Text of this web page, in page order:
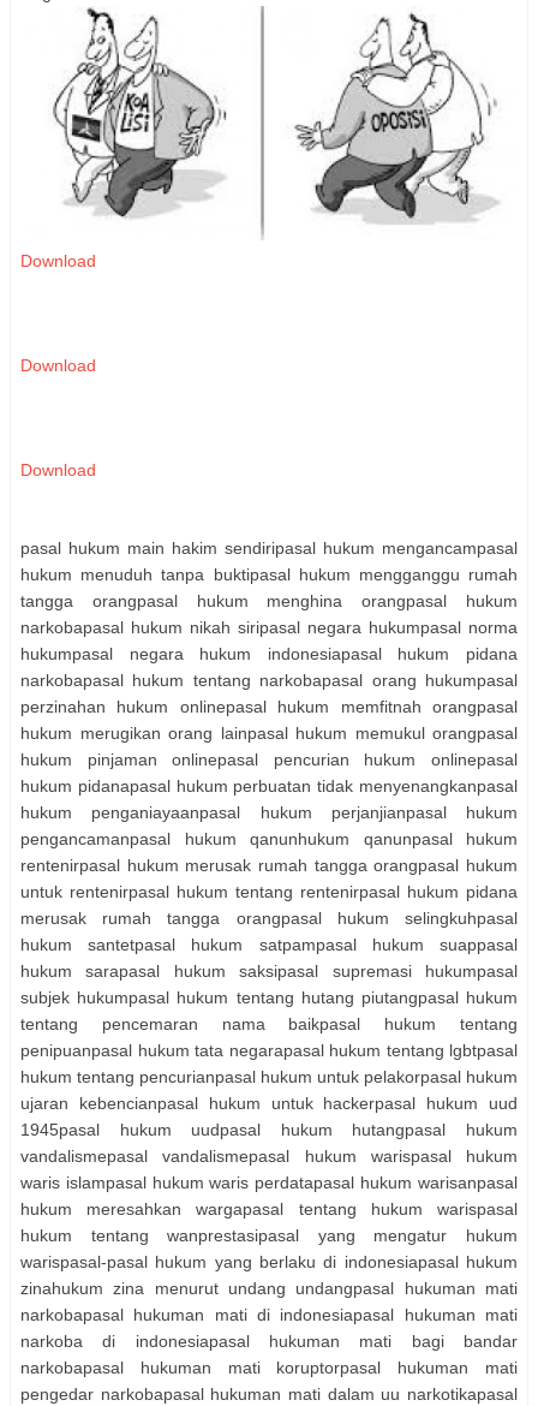
Download
Download
Download
pasal hukum main hakim sendiripasal hukum mengancampasal
hukum menuduh tanpa buktipasal hukum mengganggu rumah
tangga orangpasal hukum menghina orangpasal hukum
narkobapasal hukum nikah siripasal negara hukumpasal norma
hukumpasal negara hukum indonesiapasal hukum pidana
narkobapasal hukum tentang narkobapasal orang hukumpasal
perzinahan hukum onlinepasal hukum memfitnah orangpasal
hukum merugikan orang lainpasal hukum memukul orangpasal
hukum pinjaman onlinepasal pencurian hukum onlinepasal
hukum pidanapasal hukum perbuatan tidak menyenangkanpasal
hukum penganiayaanpasal hukum perjanjianpasal hukum
pengancamanpasal hukum qanunhukum qanunpasal hukum
rentenirpasal hukum merusak rumah tangga orangpasal hukum
untuk rentenirpasal hukum tentang rentenirpasal hukum pidana
merusak rumah tangga orangpasal hukum selingkuhpasal
hukum santetpasal hukum satpampasal hukum suappasal
hukum sarapasal hukum saksipasal supremasi hukumpasal
subjek hukumpasal hukum tentang hutang piutangpasal hukum
tentang pencemaran nama baikpasal hukum tentang
penipuanpasal hukum tata negarapasal hukum tentang lgbtpasal
hukum tentang pencurianpasal hukum untuk pelakorpasal hukum
ujaran kebencianpasal hukum untuk hackerpasal hukum uud
1945pasal hukum uudpasal hukum hutangpasal hukum
vandalismepasal vandalismepasal hukum warispasal hukum
waris islampasal hukum waris perdatapasal hukum warisanpasal
hukum meresahkan wargapasal tentang hukum warispasal
hukum tentang wanprestasipasal yang mengatur hukum
warispasal-pasal hukum yang berlaku di indonesiapasal hukum
zinahukum zina menurut undang undangpasal hukuman mati
narkobapasal hukuman mati di indonesiapasal hukuman mati
narkoba di indonesiapasal hukuman mati bagi bandar
narkobapasal hukuman mati koruptorpasal hukuman mati
pengedar narkobapasal hukuman mati dalam uu narkotikapasal